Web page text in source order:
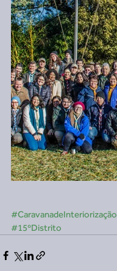
#CaravanadeInteriorização
#15ºDistrito